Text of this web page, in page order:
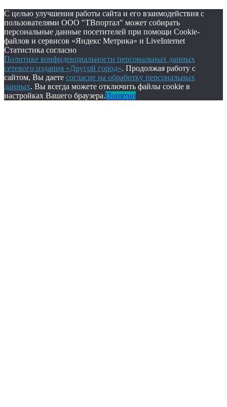
С целью улучшения работы сайта и его взаимодействия с
пользователями ООО "ТВпортал" может собирать
персональные данные посетителей при помощи Cookie-
файлов и сервисов «Яндекс Метрика» и LiveInternet
Статистика согласно
Политике конфиденциальности персональных данных
сетевого издания «Другой город». Продолжая работу с
сайтом, Вы даете согласие на обработку персональных
данных. Вы всегда можете отключить файлы cookie в
настройках Вашего браузера.Понятно